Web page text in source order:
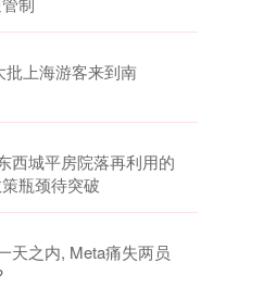
上海游客来到南
西城平房院落再利用的
瓶颈待突破
天之内, Meta痛失两员